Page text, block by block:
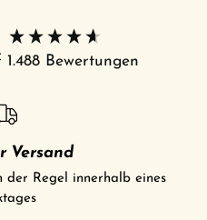
1.488Bewertungen
Versand
der Regel innerhalb eines